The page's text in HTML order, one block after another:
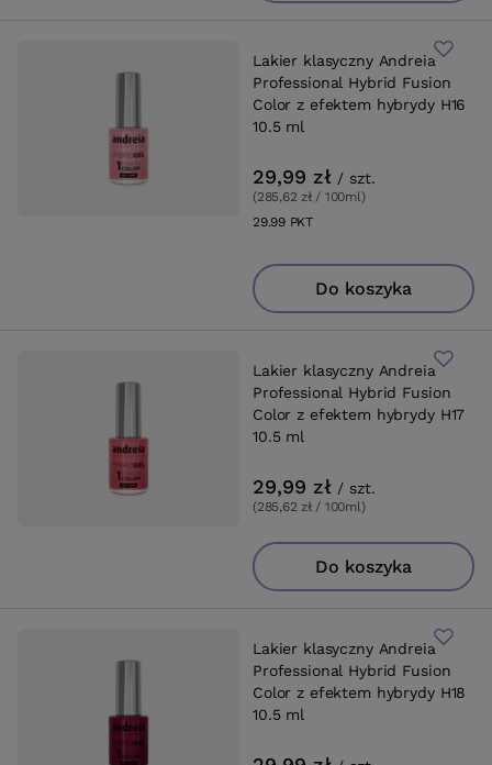
Lakier klasyczny Andreia
Professional Hybrid Fusion
Color z efektem hybrydy H16
10.5 ml
29,99 zł / szt.
(285,62 zł / 100ml)
29.99PKTpunktów
Do koszyka
Lakier klasyczny Andreia
Professional Hybrid Fusion
Color z efektem hybrydy H17
10.5 ml
29,99 zł / szt.
(285,62 zł / 100ml)
Do koszyka
Lakier klasyczny Andreia
Professional Hybrid Fusion
Color z efektem hybrydy H18
10.5 ml